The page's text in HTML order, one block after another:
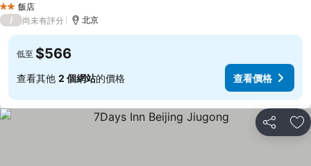
2 星級飯店
/ 尚未有評分 北京
低至 $566
查看其他 2 個網站的價格 查看價格
分享 加